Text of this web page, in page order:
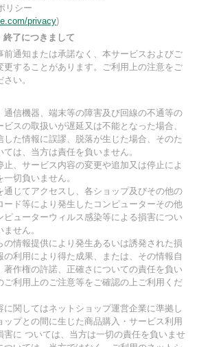
リシー
privacy)
了につきまして
前通知または承諾なく、本サービスおよびご
更することがあります。ご利用上の注意をご
い。
通信機器、端末等の障害及び回線の不通等の
スの取扱いが遅延又は不能となった場合、
した情報に誤謬、脱落が生じた場合、そのた
は、当方は責任を負いません。
、サービス内容の変更や追加又は停止によ
切負いません。
通じてアクセスし、各ショップ及びその他の
ード等により発生したコンピューターその他
ピューターウィルス感染等による損害につい
せん。
の情報提供により発生あるいは誘発された損
の利用により得た成果、または、その情報自
著作権の許諾、正確さについての責任を負い
ご利用上のご注意等をご確認の上ご利用くだ
に関してはネットショップ運営企業に準拠し
ップとの間に生じた商品購入・サービス利用
害に ついては、当方は一切の責任を負いませ